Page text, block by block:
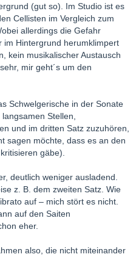
(gut so). Im Studio ist es
Cellisten im Vergleich zum
allerdings die Gefahr
im Hintergrund herumklimpert
kein musikalischer Austausch
mir geht´s um den
Schwelgerische in der Sonate
Stellen,
und im dritten Satz zuzuhören,
sagen möchte, dass es an den
gäbe).
deutlich weniger ausladend.
z. B. dem zweiten Satz. Wie
auf – mich stört es nicht.
auf den Saiten
eher.
also, die nicht miteinander